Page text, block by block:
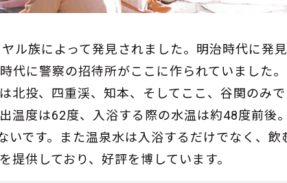
ル族によって発見されました。明治時代に発見
代に警察の招待所がここに作られていました。
北投、四重渓、知本、そしてここ、谷関のみで
温度は62度、入浴する際の水温は約48度前後。
です。また温泉水は入浴するだけでなく、飲
供しており、好評を博しています。